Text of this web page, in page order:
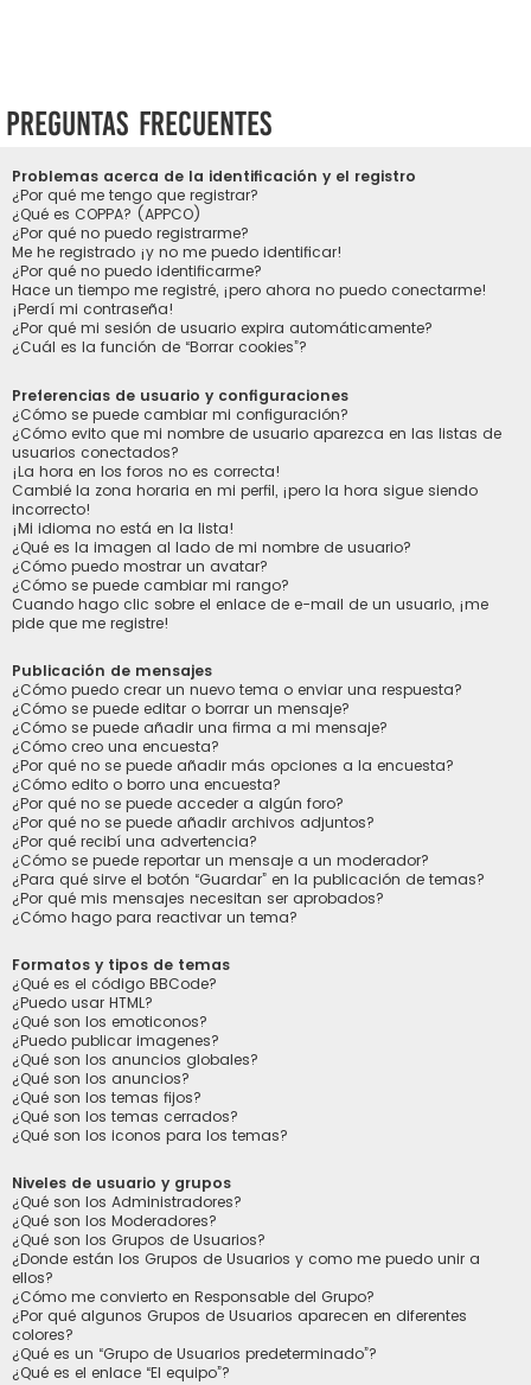
Preguntas Frecuentes
Problemas acerca de la identificación y el registro
¿Por qué me tengo que registrar?
¿Qué es COPPA? (APPCO)
¿Por qué no puedo registrarme?
Me he registrado ¡y no me puedo identificar!
¿Por qué no puedo identificarme?
Hace un tiempo me registré, ¡pero ahora no puedo conectarme!
¡Perdí mi contraseña!
¿Por qué mi sesión de usuario expira automáticamente?
¿Cuál es la función de “Borrar cookies”?
Preferencias de usuario y configuraciones
¿Cómo se puede cambiar mi configuración?
¿Cómo evito que mi nombre de usuario aparezca en las listas de
usuarios conectados?
¡La hora en los foros no es correcta!
Cambié la zona horaria en mi perfil, ¡pero la hora sigue siendo
incorrecto!
¡Mi idioma no está en la lista!
¿Qué es la imagen al lado de mi nombre de usuario?
¿Cómo puedo mostrar un avatar?
¿Cómo se puede cambiar mi rango?
Cuando hago clic sobre el enlace de e-mail de un usuario, ¡me
pide que me registre!
Publicación de mensajes
¿Cómo puedo crear un nuevo tema o enviar una respuesta?
¿Cómo se puede editar o borrar un mensaje?
¿Cómo se puede añadir una firma a mi mensaje?
¿Cómo creo una encuesta?
¿Por qué no se puede añadir más opciones a la encuesta?
¿Cómo edito o borro una encuesta?
¿Por qué no se puede acceder a algún foro?
¿Por qué no se puede añadir archivos adjuntos?
¿Por qué recibí una advertencia?
¿Cómo se puede reportar un mensaje a un moderador?
¿Para qué sirve el botón “Guardar” en la publicación de temas?
¿Por qué mis mensajes necesitan ser aprobados?
¿Cómo hago para reactivar un tema?
Formatos y tipos de temas
¿Qué es el código BBCode?
¿Puedo usar HTML?
¿Qué son los emoticonos?
¿Puedo publicar imagenes?
¿Qué son los anuncios globales?
¿Qué son los anuncios?
¿Qué son los temas fijos?
¿Qué son los temas cerrados?
¿Qué son los iconos para los temas?
Niveles de usuario y grupos
¿Qué son los Administradores?
¿Qué son los Moderadores?
¿Qué son los Grupos de Usuarios?
¿Donde están los Grupos de Usuarios y como me puedo unir a
ellos?
¿Cómo me convierto en Responsable del Grupo?
¿Por qué algunos Grupos de Usuarios aparecen en diferentes
colores?
¿Qué es un “Grupo de Usuarios predeterminado”?
¿Qué es el enlace “El equipo”?